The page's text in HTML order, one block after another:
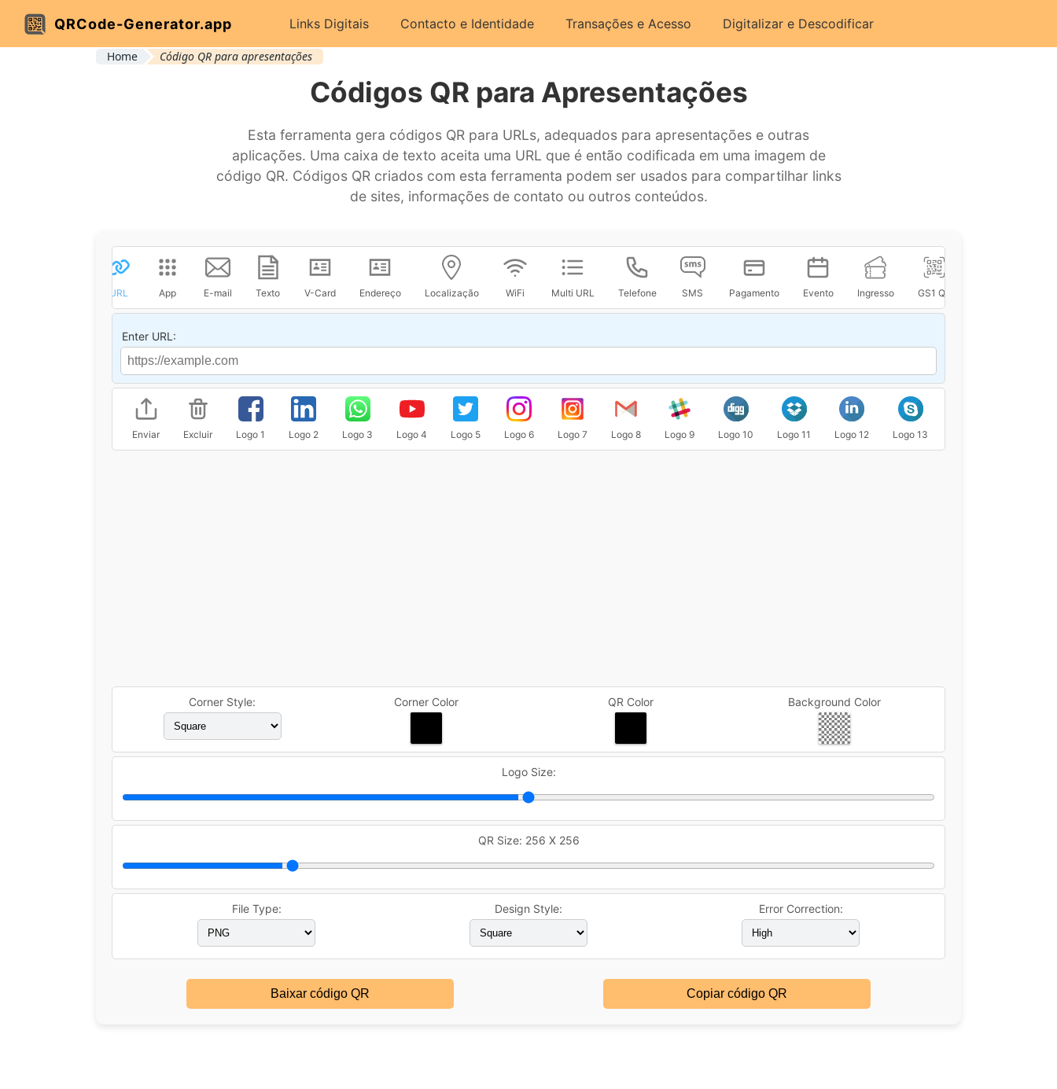
QRCode-Generator.app Links Digitais Contacto e Identidade Transações e Acesso Digitalizar e Descodificar
Home Código QR para apresentações
Códigos QR para Apresentações
Esta ferramenta gera códigos QR para URLs, adequados para apresentações e outras
aplicações. Uma caixa de texto aceita uma URL que é então codificada em uma imagem de
código QR. Códigos QR criados com esta ferramenta podem ser usados para compartilhar links
de sites, informações de contato ou outros conteúdos.
URL App E-mail Texto V-Card Endereço Localização WiFi Multi URL Telefone SMS Pagamento Evento Ingresso GS1 QR
Enter URL:
Enviar Excluir Logo 1 Logo 2 Logo 3 Logo 4 Logo 5 Logo 6 Logo 7 Logo 8 Logo 9 Logo 10 Logo 11 Logo 12 Logo 13
Corner Style: Corner Color QR Color Background Color
Logo Size:
QR Size: 256 X 256
File Type: Design Style: Error Correction:
Baixar código QR Copiar código QR